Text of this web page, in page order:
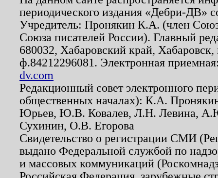
периодического издания «Дебри-ДВ»
Учредитель: Пронякин К.А. (член
Союза писателей России). Главный
680032, Хабаровский край,
ф.84212296081. Электронная
dv.com
Редакционный совет электронного
общественных началах): К.А.
Юрьев, Ю.В. Ковалев, Л.Н. Левина,
Сухинин, О.В. Егорова
Свидетельство о регистрации СМИ
выдано Федеральной службой по
и массовых коммуникаций